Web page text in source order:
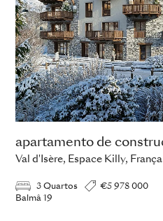
Val d'Isère, Espace Killy, França
3 Quartos
€5 978 000
Balmâ 19